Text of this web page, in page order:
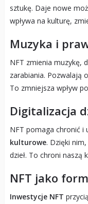
sztukę. Daje nowe
wpływa na kulturę,
Muzyka i
NFT zmienia muzykę,
zarabiania. Pozwalają
To zmniejsza wpływ
Digitalizacja
NFT pomaga chronić i
kulturowe. Dzięki
dzieł. To chroni naszą
NFT jako
Inwestycje NFT